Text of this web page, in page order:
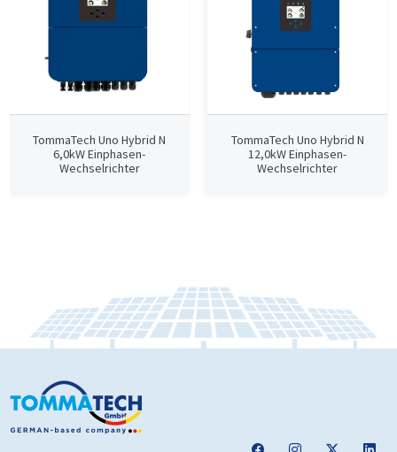
TommaTech Uno Hybrid N
6,0kW Einphasen-
Wechselrichter
TommaTech Uno Hybrid N
12,0kW Einphasen-
Wechselrichter